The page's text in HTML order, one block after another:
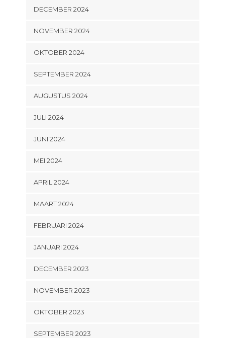
DECEMBER 2024
NOVEMBER 2024
OKTOBER 2024
SEPTEMBER 2024
AUGUSTUS 2024
JULI 2024
JUNI 2024
MEI 2024
APRIL 2024
MAART 2024
FEBRUARI 2024
JANUARI 2024
DECEMBER 2023
NOVEMBER 2023
OKTOBER 2023
SEPTEMBER 2023